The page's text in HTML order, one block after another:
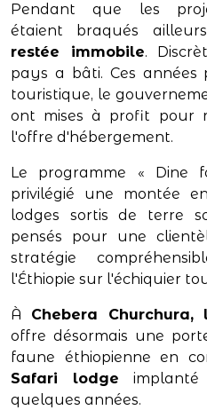
Pendant que les
étaient braqués
restée immobile.
pays a bâti. Ces
touristique, le
ont mises à profit pour
l'offre d'hébergement.
Le programme « Dine
privilégié une montée
lodges sortis de terre
pensés pour une
stratégie
l'Éthiopie sur l'échiquier
À Chebera
offre désormais une
faune éthiopienne en
Safari lodge
quelques années.